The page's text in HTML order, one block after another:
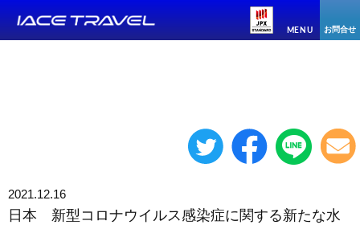
MENU お問合せ
2021.12.16
日本 新型コロナウイルス感染症に関する新たな水